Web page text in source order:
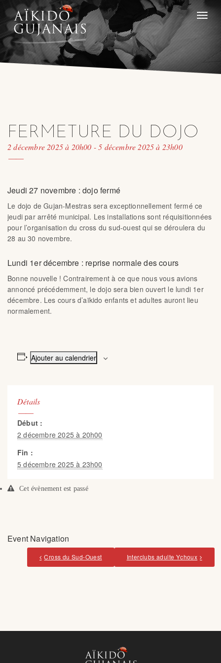
Toggle
FERMETURE DU DOJO
2 décembre 2025 à 20h00 -5 décembre 2025 à 23h00
Jeudi 27 novembre : dojo fermé
Le dojo de Gujan-Mestras sera exceptionnellement fermé ce
jeudi par arrêté municipal. Les installations sont réquisitionnées
pour l’organisation du cross du sud-ouest qui se déroulera du
28 au 30 novembre.
Lundi 1er décembre : reprise normale des cours
Bonne nouvelle ! Contrairement à ce que nous vous avions
annoncé précédemment, le dojo sera bien ouvert le lundi 1er
décembre. Les cours d’aïkido enfants et adultes auront lieu
normalement.
Ajouter au calendrier
Détails
Début :
2 décembre 2025 à 20h00
Fin :
5 décembre 2025 à 23h00
Cet évènement est passé
Event Navigation
Cross du Sud-Ouest Interclubs adulte Ychoux